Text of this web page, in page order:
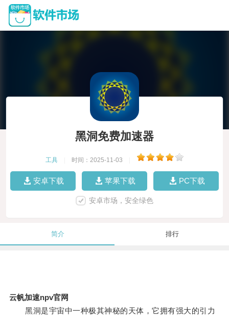
黑洞免费加速器
工具 时间：2025-11-03
安卓下载 苹果下载 PC下载
安卓市场，安全绿色
简介 排行
云帆加速npv官网
黑洞是宇宙中一种极其神秘的天体，它拥有强大的引力